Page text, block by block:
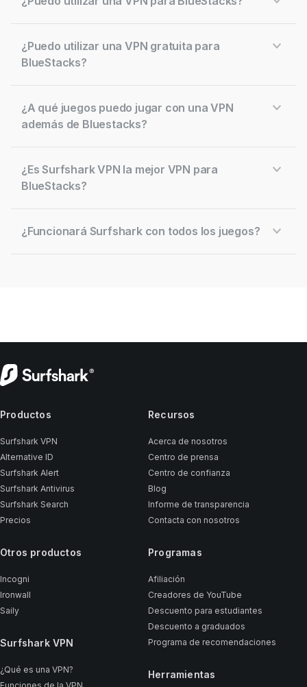
¿Puedo utilizar una VPN gratuita para
BlueStacks?
¿A qué juegos puedo jugar con una VPN
además de Bluestacks?
¿Es Surfshark VPN la mejor VPN para
BlueStacks?
¿Funcionará Surfshark con todos los juegos?
Productos
Surfshark VPN
Alternative ID
Surfshark Alert
Surfshark Antivirus
Surfshark Search
Precios
Otros productos
Incogni
Ironwall
Saily
Surfshark VPN
¿Qué es una VPN?
Recursos
Acerca de nosotros
Centro de prensa
Centro de confianza
Blog
Informe de transparencia
Contacta con nosotros
Programas
Afiliación
Creadores de YouTube
Descuento para estudiantes
Descuento a graduados
Programa de recomendaciones
Herramientas